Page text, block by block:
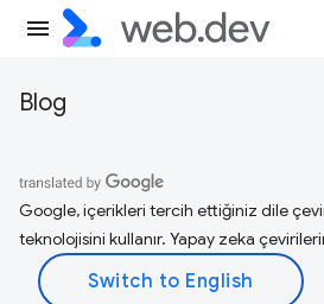
Blog
Google, içerikleri tercih ettiğiniz dile
teknolojisini kullanır. Yapay zeka